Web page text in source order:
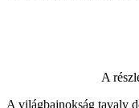
A
A világbajnokság tavaly